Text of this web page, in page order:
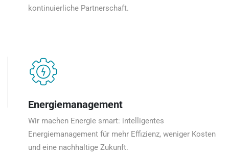
kontinuierliche Partnerschaft.
Energiemanagement
Wir machen Energie smart: intelligentes
Energiemanagement für mehr Effizienz, weniger Kosten
und eine nachhaltige Zukunft.